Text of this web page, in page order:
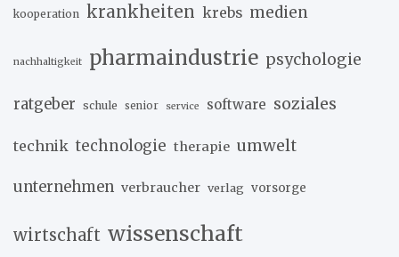
kooperation krankheiten krebs medien
nachhaltigkeit pharmaindustrie psychologie
ratgeber schule senior service software soziales
technik technologie therapie umwelt
unternehmen verbraucher verlag vorsorge
wirtschaft wissenschaft